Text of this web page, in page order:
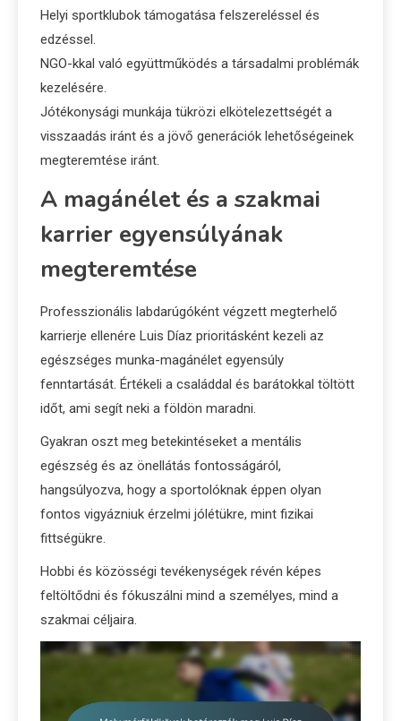
Helyi sportklubok támogatása felszereléssel és
edzéssel.
NGO-kkal való együttműködés a társadalmi problémák
kezelésére.
Jótékonysági munkája tükrözi elkötelezettségét a
visszaadás iránt és a jövő generációk lehetőségeinek
megteremtése iránt.
A magánélet és a szakmai
karrier egyensúlyának
megteremtése
Professzionális labdarúgóként végzett megterhelő
karrierje ellenére Luis Díaz prioritásként kezeli az
egészséges munka-magánélet egyensúly
fenntartását. Értékeli a családdal és barátokkal töltött
időt, ami segít neki a földön maradni.
Gyakran oszt meg betekintéseket a mentális
egészség és az önellátás fontosságáról,
hangsúlyozva, hogy a sportolóknak éppen olyan
fontos vigyázniuk érzelmi jólétükre, mint fizikai
fittségükre.
Hobbi és közösségi tevékenységek révén képes
feltöltődni és fókuszálni mind a személyes, mind a
szakmai céljaira.